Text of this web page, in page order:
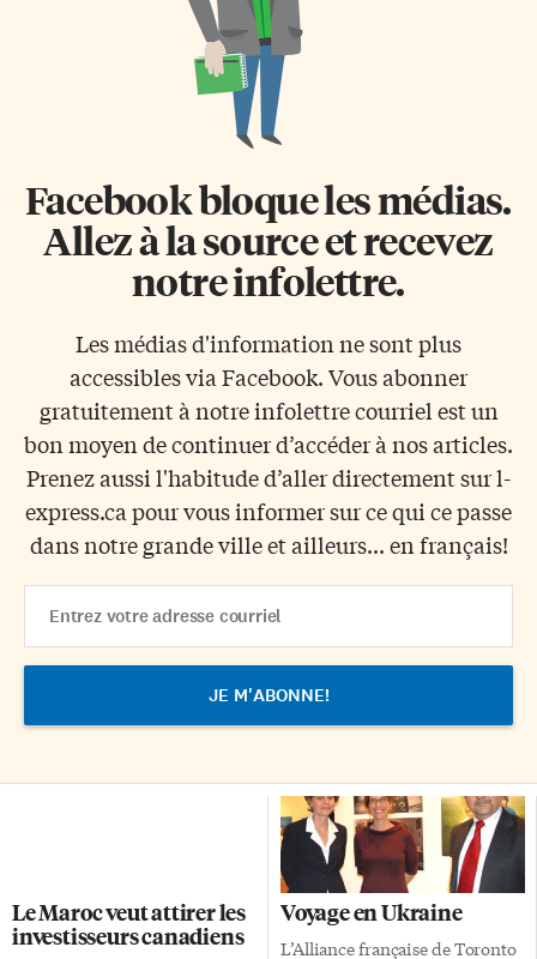
Facebook bloque les médias.
Allez à la source et recevez
notre infolettre.
Les médias d'information ne sont plus
accessibles via Facebook. Vous abonner
gratuitement à notre infolettre courriel est un
bon moyen de continuer d’accéder à nos articles.
Prenez aussi l'habitude d’aller directement sur l-
express.ca pour vous informer sur ce qui ce passe
dans notre grande ville et ailleurs... en français!
Address
Le Maroc veut attirer les
investisseurs canadiens
Voyage en Ukraine
L’Alliance française de Toronto